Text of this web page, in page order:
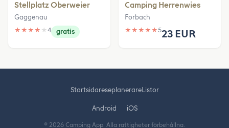
Stellplatz Oberweier
Gaggenau
★ ★ ★ ★ ★ 4 gratis
Camping Herrenwies
Forbach
★ ★ ★ ★ ★523 EUR
StartsidareseplanerareListor
Android iOS
© 2026 Camping App. Alla rättigheter förbehållna.